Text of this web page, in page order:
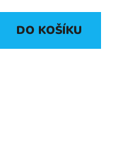
DO KOŠÍKU